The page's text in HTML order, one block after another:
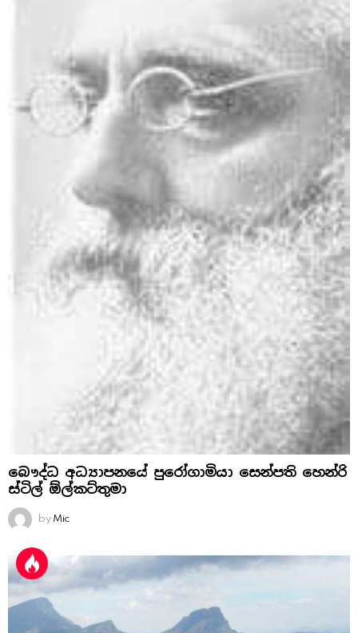
බෞද්ධ අධ්‍යාපනයේ පුරෝගාමියා සෙන්පති හෙන්රි
ස්‌ටිල් ඕල්කට්‌තුමා
by Mic